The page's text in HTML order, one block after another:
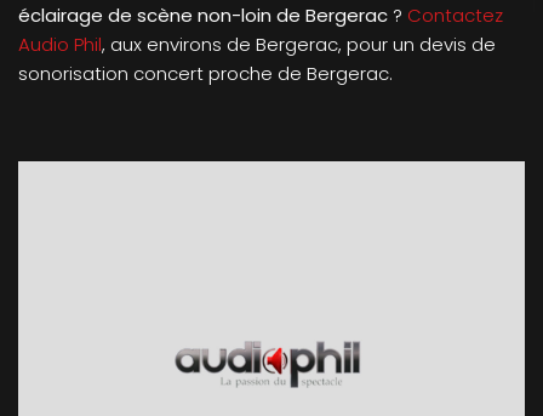
éclairage de scène non-loin de Bergerac ? Contactez
Audio Phil, aux environs de Bergerac, pour un devis de
sonorisation concert proche de Bergerac.